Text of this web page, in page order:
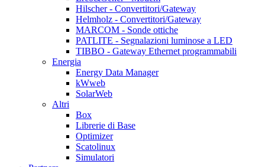
Hilscher - Convertitori/Gateway
Helmholz - Convertitori/Gateway
MARCOM - Sonde ottiche
PATLITE - Segnalazioni luminose a LED
TIBBO - Gateway Ethernet programmabili
Energia
Energy Data Manager
kWweb
SolarWeb
Altri
Box
Librerie di Base
Optimizer
Scatolinux
Simulatori